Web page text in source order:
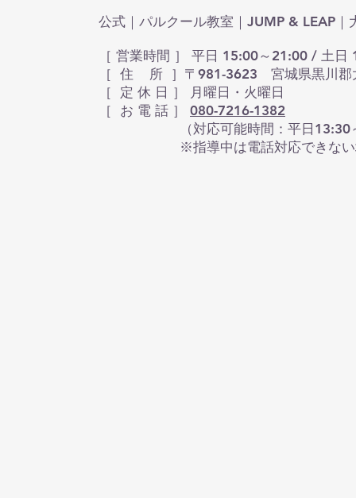
公式｜パルクール教室｜JUMP & LEAP｜
［ 営業時間 ］ 平日 15:00～21:00 / 土日
［ 住 所 ］〒981-3623 宮城県黒川郡
​［ 定 休 日 ］ 月曜日・火曜日
［ お 電 話 ］ 080-7216-1382
（対応可能時間：平日13:30～
※指導中は電話対応できない場合